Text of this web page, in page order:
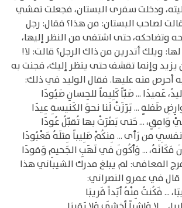
ودخلت سفرى البستان، فجعلت تمشي
لصاحب البستان: من هذا؟ فقال: رجل
وتضاحكه، حتى اشتفى من النظر إليها،
ويلك أتدرين من ذاك الرجل؟ قالت: لا!
يزيد وإنما تقشف حتى ينظر إليك، فجنت به
أحرص منه عليها. فقال الوليد في ذلك:
عَميدَا ... صَبّاً كَلِيماً للحِسانِ صَيُودَا
طَفلةٍ ... بَرَزَتْ لَنا نحوَ الكَنيسةِ عِيدَا
وَامِقٍ، ... حَتى بَصُرَتْ بها تُقبّلُ عُودَا
من رَأى ... مِنكُمْ صَلِيباً مِثلَهُ مَعْبُودَا
مَكَانَهُ، ... وَأكُونَ في لَهَبِ الجَحيمِ وَقودَا
المعافى: لم يبلغ مدرك الشيباني هذا
قال في عمرو النصراني:
... فَكُنتُ مِنْهُ أبَداً قَريبَا